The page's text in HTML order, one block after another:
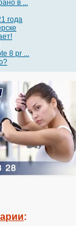
в ...
года
8 pr ...
: